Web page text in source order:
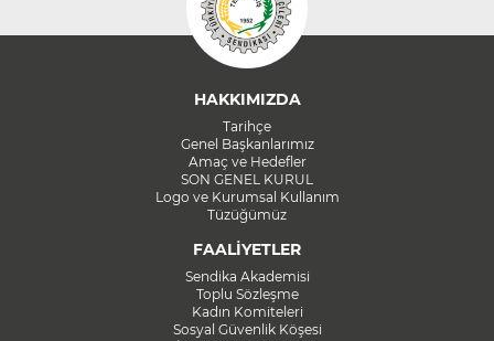
HAKKIMIZDA
Tarihçe
Genel Başkanlarımız
Amaç ve Hedefler
SON GENEL KURUL
Logo ve Kurumsal Kullanım
Tüzüğümüz
FAALİYETLER
Sendika Akademisi
Toplu Sözleşme
Kadın Komiteleri
Sosyal Güvenlik Köşesi